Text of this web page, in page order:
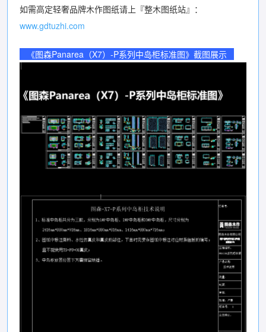
如需高定轻奢品牌木作图纸请上『整木图纸站』：
www.gdtuzhi.com
《图森Panarea（X7）-P系列中岛柜标准图》截图展示